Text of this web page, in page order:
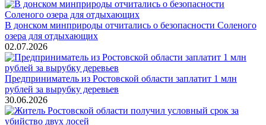
В донском минприроды отчитались о безопасности Соленого
озера для отдыхающих
02.07.2026
Предприниматель из Ростовской области заплатит 1 млн
рублей за вырубку деревьев
30.06.2026